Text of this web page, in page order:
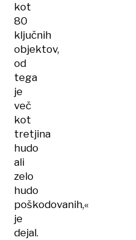
mornarica
kot
80
ključnih
objektov,
od
tega
je
več
kot
tretjina
hudo
ali
zelo
hudo
poškodovanih,«
je
dejal.